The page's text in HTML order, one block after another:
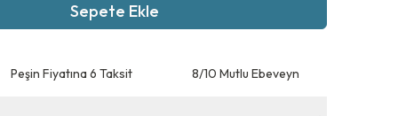
Sepete Ekle
Peşin Fiyatına 6 Taksit 8/10 Mutlu Ebeveyn